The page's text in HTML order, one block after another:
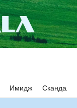
Имидж Скандалы